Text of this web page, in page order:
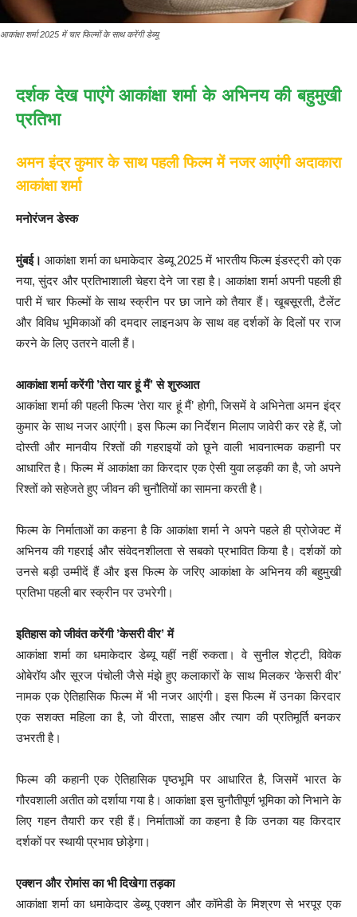
आकांक्षा शर्मा 2025 में चार फिल्मों के साथ करेंगी डेब्यू
दर्शक देख पाएंगे आकांक्षा शर्मा के अभिनय की बहुमुखी
प्रतिभा
अमन इंद्र कुमार के साथ पहली फिल्म में नजर आएंगी अदाकारा
आकांक्षा शर्मा
मनोरंजन डेस्क
मुंबई। आकांक्षा शर्मा का धमाकेदार डेब्यू 2025 में भारतीय फिल्म इंडस्ट्री को एक
नया, सुंदर और प्रतिभाशाली चेहरा देने जा रहा है। आकांक्षा शर्मा अपनी पहली ही
पारी में चार फिल्मों के साथ स्क्रीन पर छा जाने को तैयार हैं। खूबसूरती, टैलेंट
और विविध भूमिकाओं की दमदार लाइनअप के साथ वह दर्शकों के दिलों पर राज
करने के लिए उतरने वाली हैं।
आकांक्षा शर्मा करेंगी ’तेरा यार हूं मैं’ से शुरुआत
आकांक्षा शर्मा की पहली फिल्म ‘तेरा यार हूं मैं’ होगी, जिसमें वे अभिनेता अमन इंद्र
कुमार के साथ नजर आएंगी। इस फिल्म का निर्देशन मिलाप जावेरी कर रहे हैं, जो
दोस्ती और मानवीय रिश्तों की गहराइयों को छूने वाली भावनात्मक कहानी पर
आधारित है। फिल्म में आकांक्षा का किरदार एक ऐसी युवा लड़की का है, जो अपने
रिश्तों को सहेजते हुए जीवन की चुनौतियों का सामना करती है।
फिल्म के निर्माताओं का कहना है कि आकांक्षा शर्मा ने अपने पहले ही प्रोजेक्ट में
अभिनय की गहराई और संवेदनशीलता से सबको प्रभावित किया है। दर्शकों को
उनसे बड़ी उम्मीदें हैं और इस फिल्म के जरिए आकांक्षा के अभिनय की बहुमुखी
प्रतिभा पहली बार स्क्रीन पर उभरेगी।
इतिहास को जीवंत करेंगी ’केसरी वीर’ में
आकांक्षा शर्मा का धमाकेदार डेब्यू यहीं नहीं रुकता। वे सुनील शेट्टी, विवेक
ओबेरॉय और सूरज पंचोली जैसे मंझे हुए कलाकारों के साथ मिलकर ‘केसरी वीर’
नामक एक ऐतिहासिक फिल्म में भी नजर आएंगी। इस फिल्म में उनका किरदार
एक सशक्त महिला का है, जो वीरता, साहस और त्याग की प्रतिमूर्ति बनकर
उभरती है।
फिल्म की कहानी एक ऐतिहासिक पृष्ठभूमि पर आधारित है, जिसमें भारत के
गौरवशाली अतीत को दर्शाया गया है। आकांक्षा इस चुनौतीपूर्ण भूमिका को निभाने के
लिए गहन तैयारी कर रही हैं। निर्माताओं का कहना है कि उनका यह किरदार
दर्शकों पर स्थायी प्रभाव छोड़ेगा।
एक्शन और रोमांस का भी दिखेगा तड़का
आकांक्षा शर्मा का धमाकेदार डेब्यू एक्शन और कॉमेडी के मिश्रण से भरपूर एक